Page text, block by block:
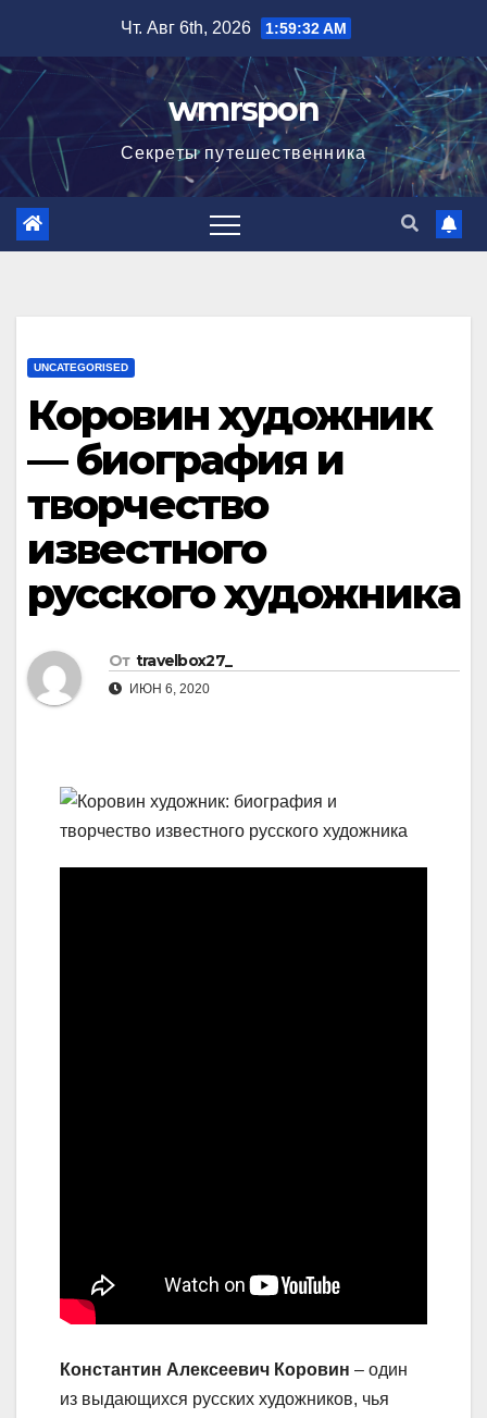
содержимому
Чт. Авг 6th, 2026 1:59:33 AM
wmrspon
Секреты путешественника
UNCATEGORISED
Коровин художник
— биография и
творчество
известного
русского художника
От travelbox27_
ИЮН 6, 2020
Константин Алексеевич Коровин – один
из выдающихся русских художников, чья